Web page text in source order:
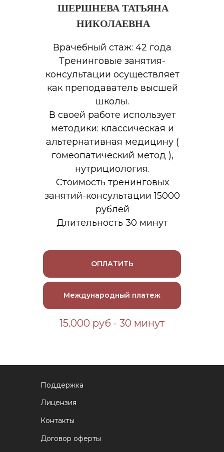
Врачебный стаж: 42 года
Тренинговые занятия-
консультации осуществляет
как преподаватель высшей
школы.
В своей работе использует
методики: классическая и
альтернативная медицину (
гомеопатический метод ),
нутрициология.
Стоимость тренинговых
занятий-консультации 15000
рублей
Длительность 30 минут
ШЕРШНЕВА ТАТЬЯНА
НИКОЛАЕВНА
ОПЛАТИТЬ
Международный платеж
15.000 руб - 30 минут
Договор оферты
Контакты
Поддержка
Лицензия